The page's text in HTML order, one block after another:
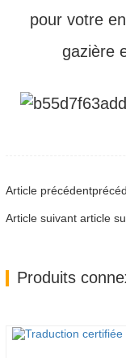
pour votre
gazière
Article
Article suivant article
Produits